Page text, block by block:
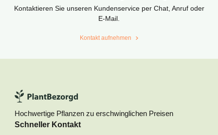
Kontaktieren Sie unseren Kundenservice per Chat, Anruf oder
E-Mail.
Kontakt aufnehmen
Hochwertige Pflanzen zu erschwinglichen Preisen
Schneller Kontakt